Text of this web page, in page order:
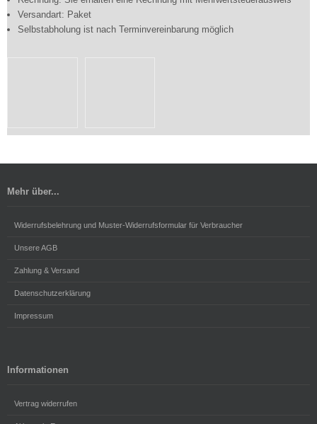
Versandart: Paket
Selbstabholung ist nach Terminvereinbarung möglich
Mehr über...
Widerrufsbelehrung und Muster-Widerrufsformular für Verbraucher
Unsere AGB
Zahlung & Versand
Datenschutzerklärung
Impressum
Informationen
Vertrag widerrufen